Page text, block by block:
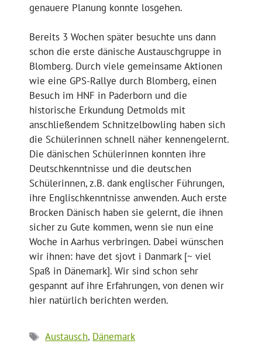
genauere Planung konnte losgehen.
Bereits 3 Wochen später besuchte uns dann
schon die erste dänische Austauschgruppe in
Blomberg. Durch viele gemeinsame Aktionen
wie eine GPS-Rallye durch Blomberg, einen
Besuch im HNF in Paderborn und die
historische Erkundung Detmolds mit
anschließendem Schnitzelbowling haben sich
die Schülerinnen schnell näher kennengelernt.
Die dänischen Schülerinnen konnten ihre
Deutschkenntnisse und die deutschen
Schülerinnen, z.B. dank englischer Führungen,
ihre Englischkenntnisse anwenden. Auch erste
Brocken Dänisch haben sie gelernt, die ihnen
sicher zu Gute kommen, wenn sie nun eine
Woche in Aarhus verbringen. Dabei wünschen
wir ihnen: have det sjovt i Danmark [~ viel
Spaß in Dänemark]. Wir sind schon sehr
gespannt auf ihre Erfahrungen, von denen wir
hier natürlich berichten werden.
Schlagwörter
Austausch, Dänemark